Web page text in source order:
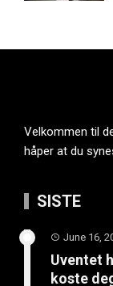
Velkommen til
håper at du
SISTE
June 16,
Uventet
koste